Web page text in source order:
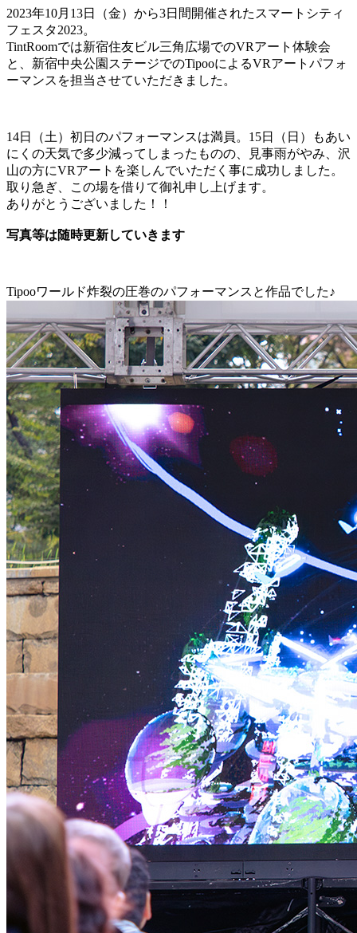
2023年10月13日（金）から3日間開催されたスマートシティ
フェスタ2023。
TintRoomでは新宿住友ビル三角広場でのVRアート体験会
と、新宿中央公園ステージでのTipooによるVRアートパフォ
ーマンスを担当させていただきました。
14日（土）初日のパフォーマンスは満員。15日（日）もあい
にくの天気で多少減ってしまったものの、見事雨がやみ、沢
山の方にVRアートを楽しんでいただく事に成功しました。
取り急ぎ、この場を借りて御礼申し上げます。
ありがとうございました！！
写真等は随時更新していきます
Tipooワールド炸裂の圧巻のパフォーマンスと作品でした♪